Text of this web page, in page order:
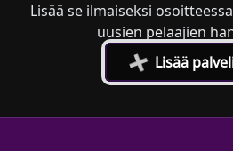
Lisää se ilmaiseksi
uusien pelaajien
+Lisää